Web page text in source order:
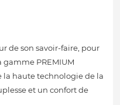
de son savoir-faire, pour
gamme PREMIUM
la haute technologie de la
et un confort de